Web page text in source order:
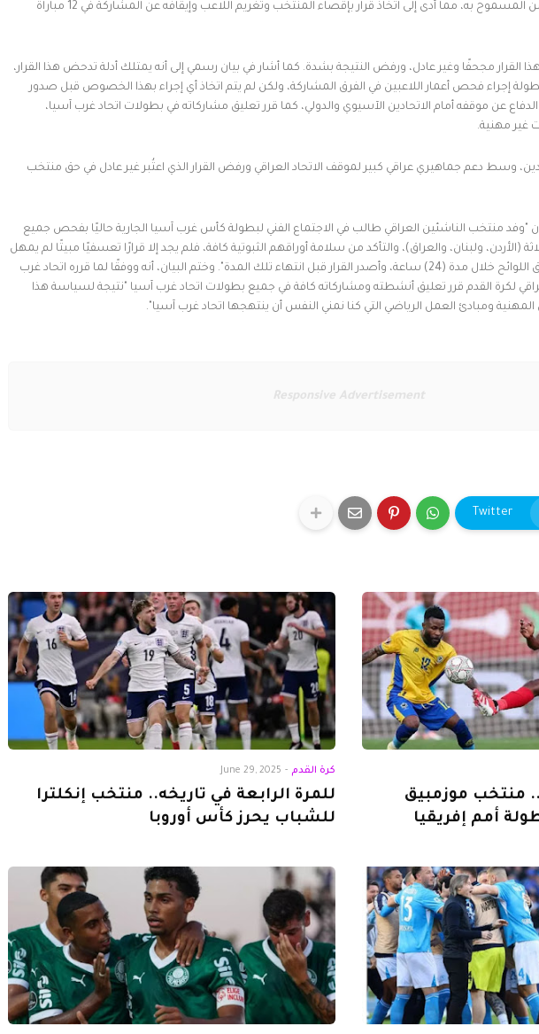
طبيين أثبتا أن اللاعب تجاوز السن المسموح به، مما أدى إلى اتخاذ قرار بإقصاء المنتخب وتغريم اللاعب وإيقافه عن المشاركة في 12 مباراة
هذا القرار مجحفًا وغير عادل، ورفض النتيجة بشدة. كما أشار في بيان رسمي إلى أنه يمتلك أدلة تدحض هذا القرار،
إجراء فحص أعمار اللاعبين في الفرق المشاركة، ولكن لم يتم اتخاذ أي إجراء بهذا الخصوص قبل صدور
الدفاع عن موقفه أمام الاتحادين الآسيوي والدولي، كما قرر تعليق مشاركاته في بطولات اتحاد غرب آسيا،
غير مهنية.
وسط دعم جماهيري عراقي كبير لموقف الاتحاد العراقي ورفض القرار الذي اعتُبر غير عادل في حق منتخب
أن "وفد منتخب الناشئين العراقي طالب في الاجتماع الفني لبطولة كأس غرب آسيا الجارية حاليًا بفحص جميع
(الأردن، ولبنان، والعراق)، والتأكد من سلامة أوراقهم الثبوتية كافة، فلم يجد إلا قرارًا تعسفيًا مبيتًا لم يمهل
الاتحاد حق الرد المكفول على وفق اللوائح خلال مدة (24) ساعة، وأصدر القرار قبل انتهاء تلك المدة". وختم البيان، أنه ووفقًا لما قرره اتحاد غرب
لكرة القدم قرر تعليق أنشطته ومشاركاته كافة في جميع بطولات اتحاد غرب آسيا "نتيجة لسياسة هذا
المهنية ومبادئ العمل الرياضي التي كنا نمني النفس أن ينتهجها اتحاد غرب آسيا".
Responsive Advertisement
Twitter
منذ 40 عامًا.. منتخب موزمبيق
أمم إفريقيا
كرة القدم -
June 29, 2025
للمرة الرابعة في تاريخه.. منتخب إنكلترا
للشباب يحرز كأس أوروبا